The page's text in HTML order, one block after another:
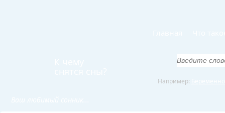
Например: